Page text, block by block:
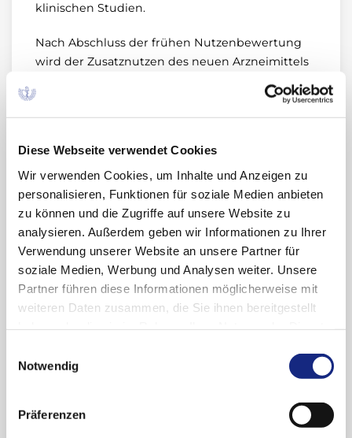
Diese Webseite verwendet Cookies
Wir verwenden Cookies, um Inhalte und Anzeigen zu
personalisieren, Funktionen für soziale Medien anbieten
zu können und die Zugriffe auf unsere Website zu
analysieren. Außerdem geben wir Informationen zu Ihrer
Verwendung unserer Website an unsere Partner für
soziale Medien, Werbung und Analysen weiter. Unsere
Partner führen diese Informationen möglicherweise mit
weiteren Daten zusammen, die Sie ihnen bereitgestellt
Cookies, wenn Sie unsere Webseite weiterhin
Notwendig
Präferenzen
klinischen Studien.
Nach Abschluss der frühen Nutzenbewertung
wird der Zusatznutzen des neuen Arzneimittels
und seine therapeutische Bedeutung auf der
Basis der Dossierbewertung des IQWiG, der
Stellungnahme der AkdÄ und des Beschlusses
Nutzenbewertung dargestellt („Neue
Arzneimittel – frühe Nutzenbewertung“).
Seit 2016 ist die Information „Neue Arzneimittel“
Bestandteil der Zeitschrift Arzneiverordnung in
der Praxis (AVP). Durch einAbonnement des
kostenfreien Newsletters informieren wir Sie
über alle neuen Ausgaben regelmäßig per E-
Mail.
Ausgaben A-Z (nach Fertigarzneimittel)